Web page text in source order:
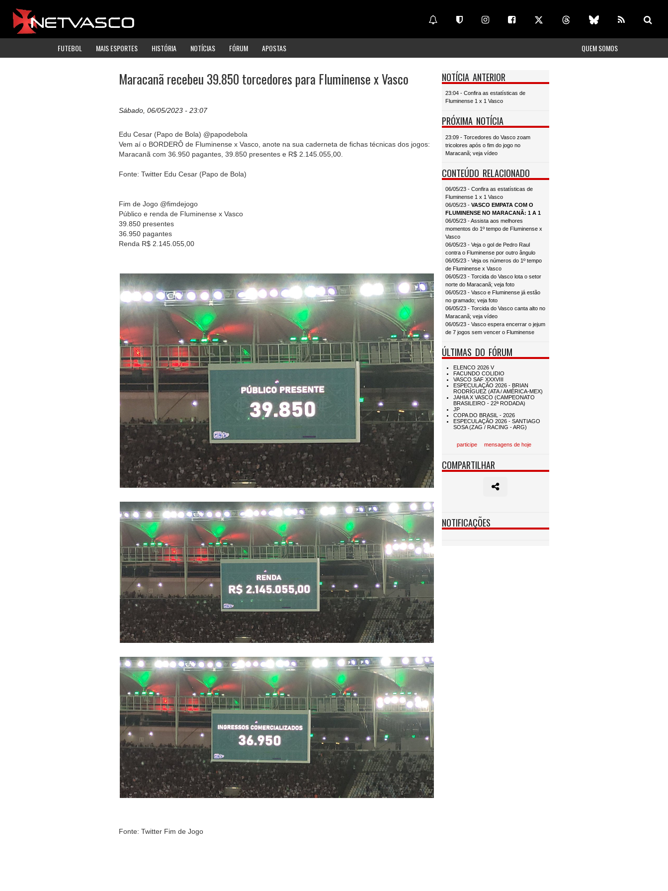
FUTEBOL MAIS ESPORTES HISTÓRIA NOTÍCIAS FÓRUM APOSTAS QUEM SOMOS
Maracanã recebeu 39.850 torcedores para Fluminense x Vasco
Sábado, 06/05/2023 - 23:07
Edu Cesar (Papo de Bola) @papodebola
Vem aí o BORDERÔ de Fluminense x Vasco, anote na sua caderneta de fichas técnicas dos jogos:
Maracanã com 36.950 pagantes, 39.850 presentes e R$ 2.145.055,00.
Fonte: Twitter Edu Cesar (Papo de Bola)
Fim de Jogo @fimdejogo
Público e renda de Fluminense x Vasco
39.850 presentes
36.950 pagantes
Renda R$ 2.145.055,00
Fonte: Twitter Fim de Jogo
NOTÍCIA ANTERIOR
23:04 - Confira as estatísticas de
Fluminense 1 x 1 Vasco
PRÓXIMA NOTÍCIA
23:09 - Torcedores do Vasco zoam
tricolores após o fim do jogo no
Maracanã; veja vídeo
CONTEÚDO RELACIONADO
06/05/23 - Confira as estatísticas de
Fluminense 1 x 1 Vasco
06/05/23 - VASCO EMPATA COM O
FLUMINENSE NO MARACANÃ: 1 A 1
06/05/23 - Assista aos melhores
momentos do 1º tempo de Fluminense x
Vasco
06/05/23 - Veja o gol de Pedro Raul
contra o Fluminense por outro ângulo
06/05/23 - Veja os números do 1º tempo
de Fluminense x Vasco
06/05/23 - Torcida do Vasco lota o setor
norte do Maracanã; veja foto
06/05/23 - Vasco e Fluminense já estão
no gramado; veja foto
06/05/23 - Torcida do Vasco canta alto no
Maracanã; veja vídeo
06/05/23 - Vasco espera encerrar o jejum
de 7 jogos sem vencer o Fluminense
ÚLTIMAS DO FÓRUM
participe mensagens de hoje
COMPARTILHAR
NOTIFICAÇÕES